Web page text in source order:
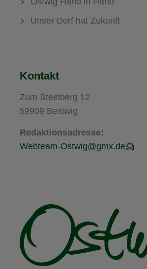
Unser Dorf hat Zukunft
Kontakt
Zum Steinberg 12
59909 Bestwig
Redaktionsadresse:
Webteam-Ostwig@gmx.de